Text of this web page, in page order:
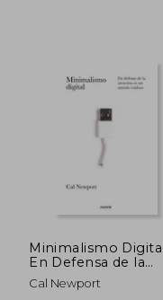
Minimalismo
En Defensa de la
Atencion en un
Mundo Ruidos o (in
Cal Newport